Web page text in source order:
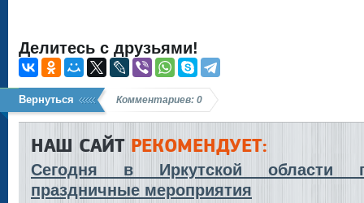
Делитесь с друзьями!
Вернуться Комментариев: 0
НАШ САЙТРЕКОМЕНДУЕТ:
Сегодня в Иркутской области
праздничные мероприятия